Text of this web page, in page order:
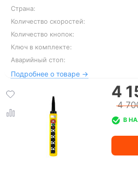
Страна:
Количество скоростей:
Количество кнопок:
Ключ в комплекте:
Аварийный стоп:
Подробнее о товаре →
4
4
В